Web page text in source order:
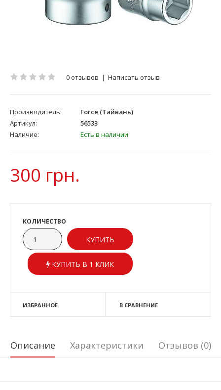
0 отзывов | Написать отзыв
Производитель:
Force (Тайвань)
Артикул:
56533
Наличие:
Есть в наличии
300 грн.
КОЛИЧЕСТВО
КУПИТЬ В 1 КЛИК
ИЗБРАННОЕ В СРАВНЕНИЕ
Описание Характеристики Отзывов (0)